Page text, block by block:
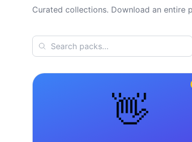
Curated collections. Download an entire
👋